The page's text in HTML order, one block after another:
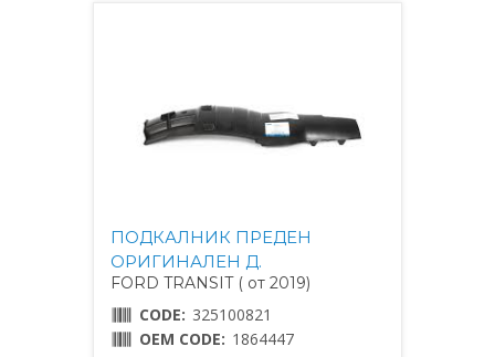
ПОДКАЛНИК ПРЕДЕН
ОРИГИНАЛЕН Д.
FORD TRANSIT ( от 2019)
CODE: 325100821
OEM CODE: 1864447